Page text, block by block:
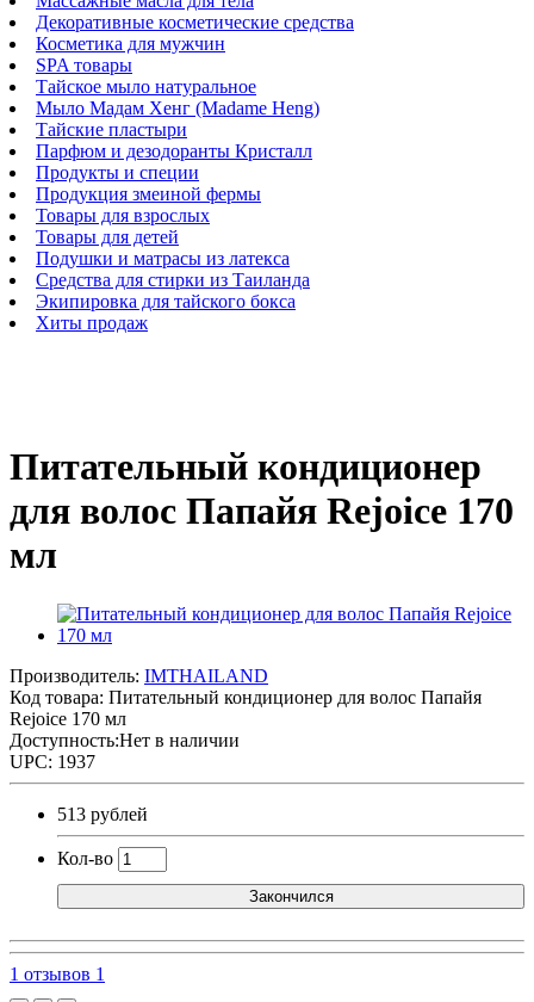
Декоративные косметические средства
Косметика для мужчин
SPA товары
Тайское мыло натуральное
Мыло Мадам Хенг (Madame Heng)
Тайские пластыри
Парфюм и дезодоранты Кристалл
Продукты и специи
Продукция змеиной фермы
Товары для взрослых
Товары для детей
Подушки и матрасы из латекса
Средства для стирки из Таиланда
Экипировка для тайского бокса
Хиты продаж
Питательный кондиционер
для волос Папайя Rejoice 170
мл
Производитель: IMTHAILAND
Код товара: Питательный кондиционер для волос Папайя
Rejoice 170 мл
Доступность:Нет в наличии
UPC: 1937
513 рублей
Кол-во
Закончился
1 отзывов 1